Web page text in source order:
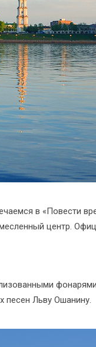
в «Повести
центр.
песен Льву Ошанину.